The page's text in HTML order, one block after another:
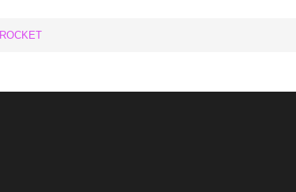
ROCKET